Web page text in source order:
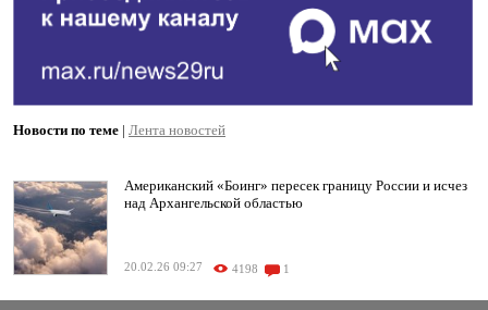
Новости по теме | Лента новостей
Американский «Боинг» пересек границу России и исчез
над Архангельской областью
20.02.26 09:27 4198 1